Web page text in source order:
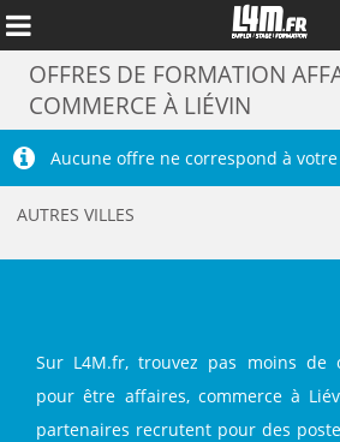
Annuler
OFFRES DE FORMATION
COMMERCE À LIÉVIN
Aucune offre ne correspond à
Sur L4M.fr, trouvez pas moins de
pour être affaires, commerce à
partenaires recrutent pour des
AUTRES VILLES